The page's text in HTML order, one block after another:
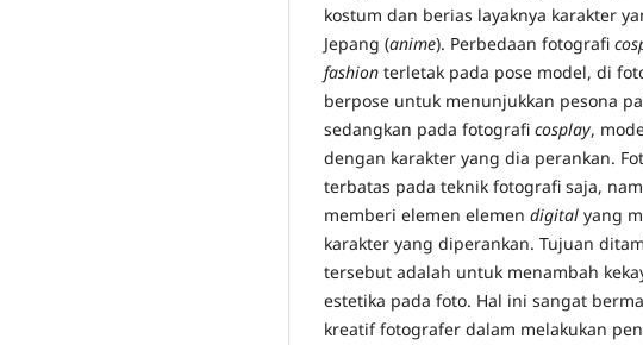
kostum dan berias layaknya karakter
Jepang (anime). Perbedaan fotografi
fashion terletak pada pose model, di
berpose untuk menunjukkan pesona
sedangkan pada fotografi cosplay,
dengan karakter yang dia perankan.
terbatas pada teknik fotografi saja,
memberi elemen elemen digital yang
karakter yang diperankan. Tujuan
tersebut adalah untuk menambah
estetika pada foto. Hal ini sangat
kreatif fotografer dalam melakukan